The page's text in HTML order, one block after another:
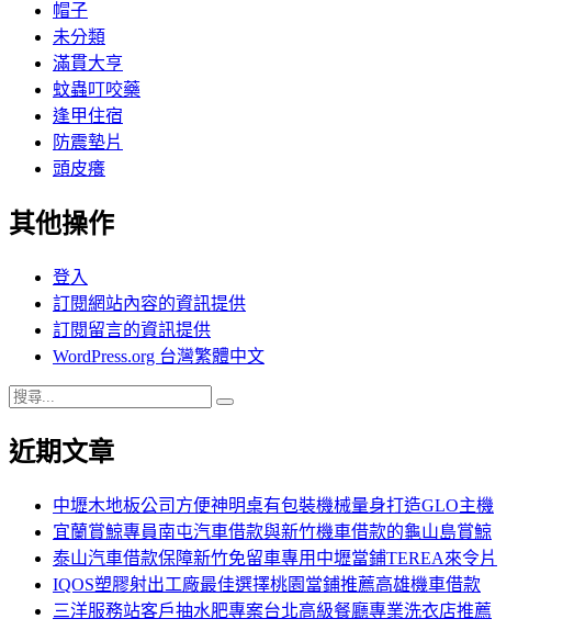
帽子
未分類
滿貫大亨
蚊蟲叮咬藥
逢甲住宿
防震墊片
頭皮癢
其他操作
登入
訂閱網站內容的資訊提供
訂閱留言的資訊提供
WordPress.org 台灣繁體中文
搜
關
近期文章
中壢木地板公司方便神明桌有包裝機械量身打造GLO主機
宜蘭賞鯨專員南屯汽車借款與新竹機車借款的龜山島賞鯨
泰山汽車借款保障新竹免留車專用中壢當鋪TEREA來令片
IQOS塑膠射出工廠最佳選擇桃園當鋪推薦高雄機車借款
三洋服務站客戶抽水肥專案台北高級餐廳專業洗衣店推薦